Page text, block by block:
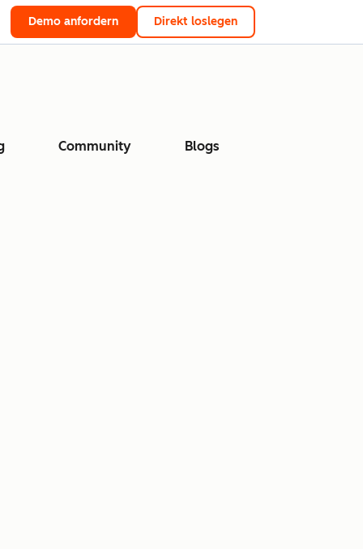
Demo anfordern Direkt loslegen
Community Blogs